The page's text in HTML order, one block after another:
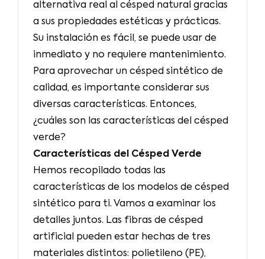
alternativa real al césped natural gracias
a sus propiedades estéticas y prácticas.
Su instalación es fácil, se puede usar de
inmediato y no requiere mantenimiento.
Para aprovechar un césped sintético de
calidad, es importante considerar sus
diversas características. Entonces,
¿cuáles son las características del césped
verde?
Características del Césped Verde
Hemos recopilado todas las
características de los modelos de césped
sintético para ti. Vamos a examinar los
detalles juntos. Las fibras de césped
artificial pueden estar hechas de tres
materiales distintos: polietileno (PE),